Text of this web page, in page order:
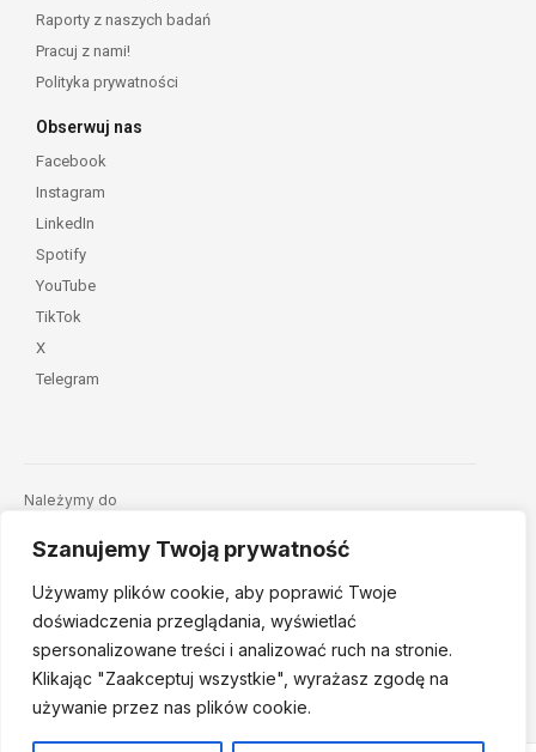
Szanujemy Twoją prywatność
Używamy plików cookie, aby poprawić Twoje
doświadczenia przeglądania, wyświetlać
spersonalizowane treści i analizować ruch na stronie.
Klikając "Zaakceptuj wszystkie", wyrażasz zgodę na
używanie przez nas plików cookie.
Raporty z naszych badań
Pracuj z nami!
Polityka prywatności
Obserwuj nas
Facebook
Instagram
LinkedIn
Spotify
YouTube
TikTok
X
Telegram
Należymy do
© 2026 Fundacja Dajemy Dzieciom Siłę • Projekt: nordmind.pl